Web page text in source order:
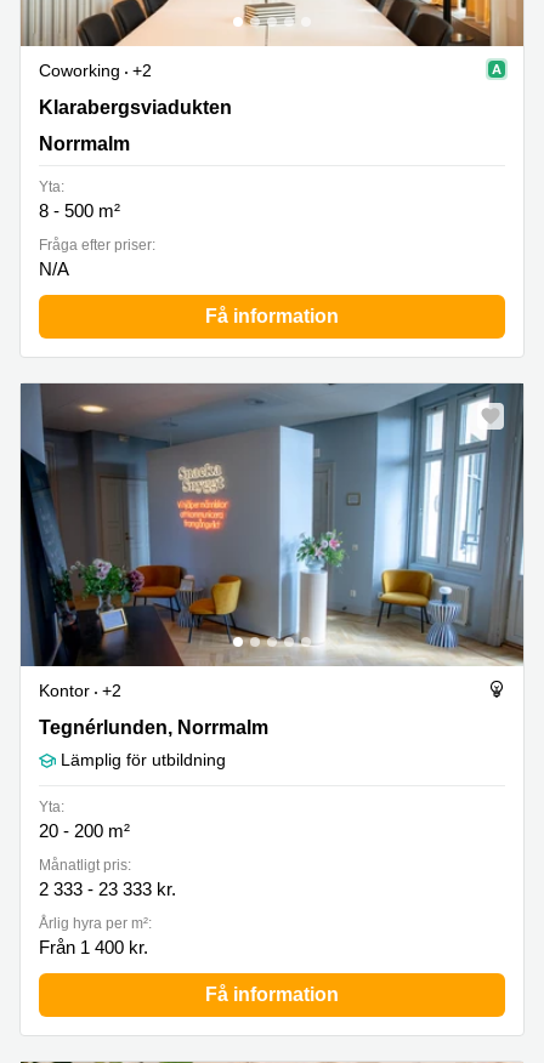
Coworking
+2
Klarabergsviadukten 63, Norrmalm
Klarabergsviadukten
Norrmalm
Yta:
8 - 500 m²
Fråga efter priser:
N/A
Få information
Kontor
+2
Tegnérlunden 3, Norrmalm
Tegnérlunden, Norrmalm
Lämplig för utbildning
Yta:
20 - 200 m²
Månatligt pris:
2 333 - 23 333 kr.
Årlig hyra per m²:
Från 1 400 kr.
Få information